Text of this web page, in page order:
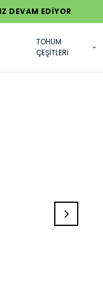
DEVAM EDİYOR
TOHUM
ÇEŞİTLERİ